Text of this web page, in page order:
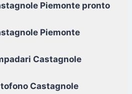
Piemonte pronto
Piemonte
Castagnole
Castagnole